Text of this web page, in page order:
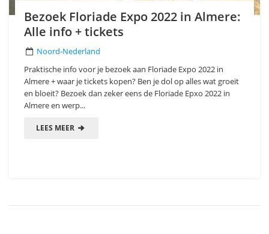
Bezoek Floriade Expo 2022 in Almere:
Alle info + tickets
Noord-Nederland
Praktische info voor je bezoek aan Floriade Expo 2022 in
Almere + waar je tickets kopen? Ben je dol op alles wat groeit
en bloeit? Bezoek dan zeker eens de Floriade Epxo 2022 in
Almere en werp...
LEES MEER